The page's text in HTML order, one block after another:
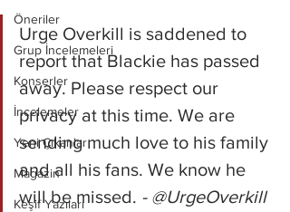
Öneriler
Grup İncelemeleri
Konserler
İncelemeler
Yeni Çıkanlar
Magazin
Keşif Yazıları
Urge Overkill is saddened to
report that Blackie has passed
away. Please respect our
privacy at this time. We are
sending much love to his family
and all his fans. We know he
will be missed. - @UrgeOverkill